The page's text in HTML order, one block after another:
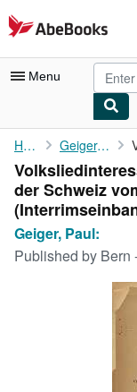
Skip to main content
AbeBooks.com
Menu
My Account
My Purchases
Advanced Search
Browse Collections
Home Geiger, Paul:
der Schweiz
Geiger, Paul:
Published by Bern